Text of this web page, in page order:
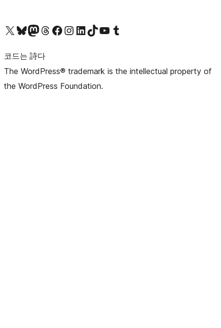
X(이전 트위터) 계정 방문하기블루스카이 계정 방문하기마스토돈 계정 방문하기스레드 계정 방문하기 페이스북 페이지 방문하기인스타그램 계정 방문하기 LinkedIn 계정 방문하기틱톡 계정 방문하기유튜브 채널 방문하기 텀블러 계정 방문하기
코드는 詩다
The WordPress® trademark is the intellectual property of
the WordPress Foundation.